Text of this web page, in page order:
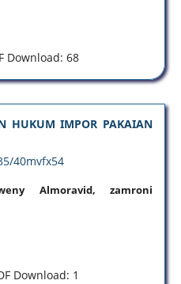
Download: 68
HUKUM IMPOR PAKAIAN
40mvfx54
Almoravid, zamroni
Download: 1